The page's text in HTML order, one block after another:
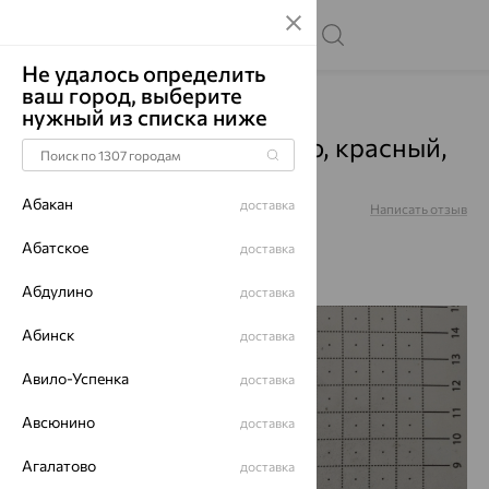
Главная Каталог Аксессуары для часов
Браслет д/часов, золото, красный,
3161064
Артикул: Написать отзыв
Не удалось определить
ваш город, выберите
нужный из списка ниже
Абакан доставка
Абатское доставка
Абдулино доставка
Абинск доставка
Авило-Успенка доставка
Авсюнино доставка
Агалатово доставка